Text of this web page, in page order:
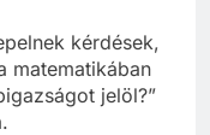
kérdések,
matematikában
jelöl?”